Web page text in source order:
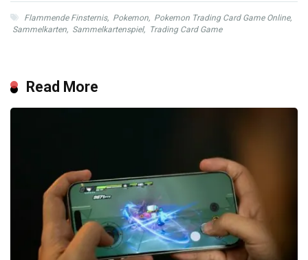
Flammende Finsternis, Pokemon, Pokemon Trading Card Game Online,
Sammelkarten, Sammelkartenspiel, Trading Card Game
Read More